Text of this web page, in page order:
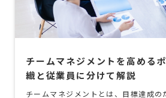
チームマネジメントを高める
織と従業員に分けて解説
チームマネジメントとは、目標達成の